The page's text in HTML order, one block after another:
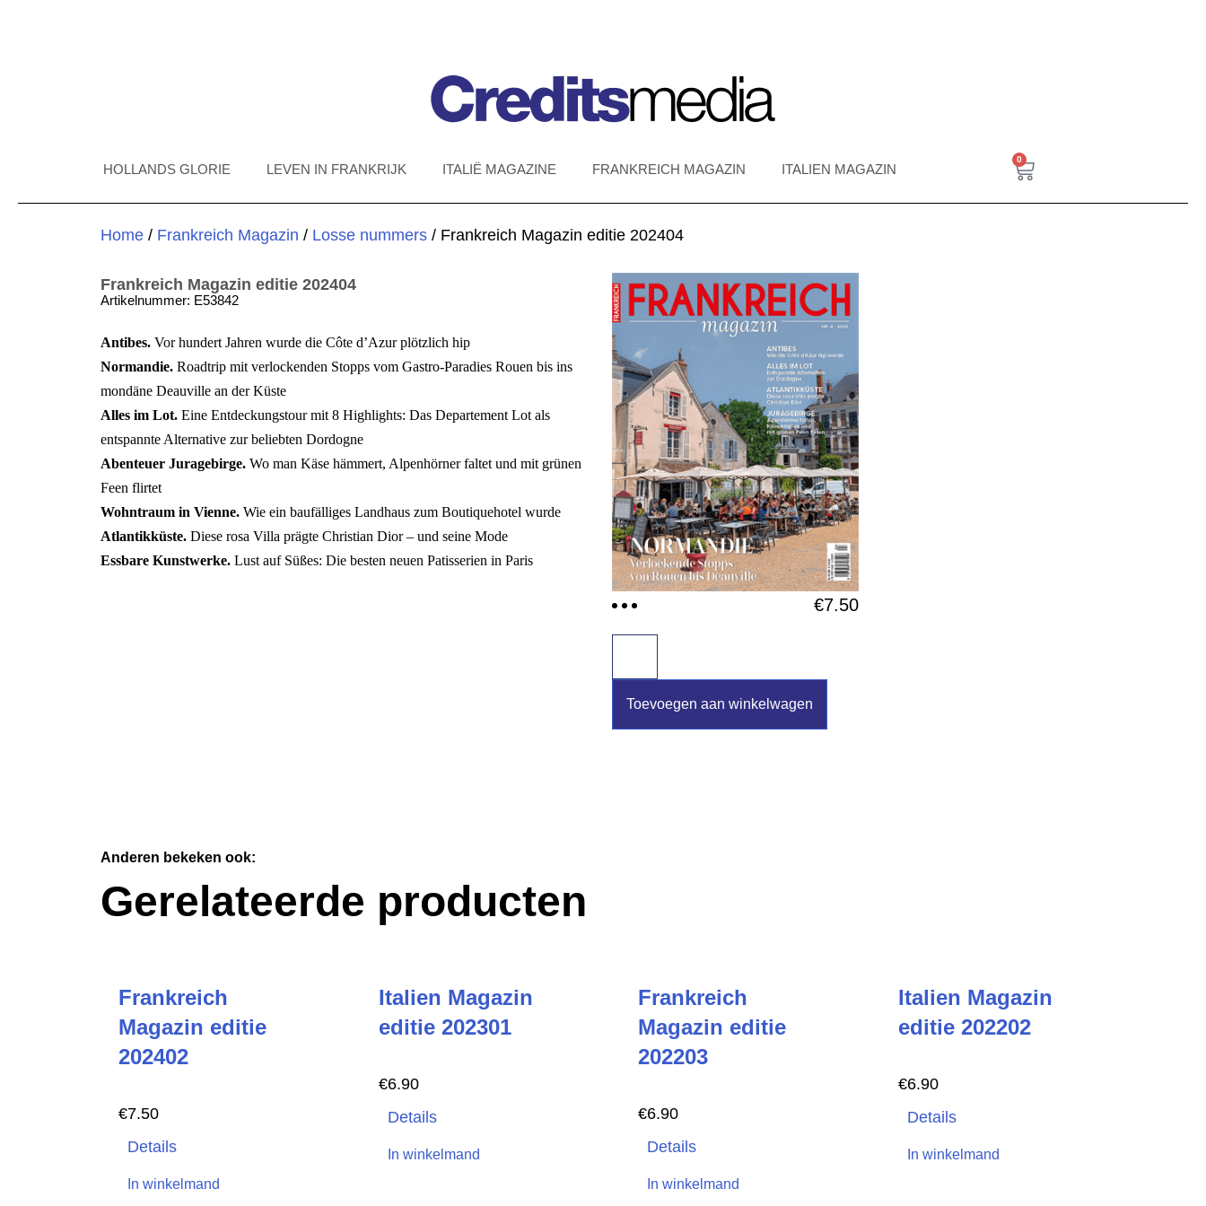
HOLLANDS GLORIE LEVEN IN FRANKRIJK ITALIË MAGAZINE FRANKREICH MAGAZIN ITALIEN MAGAZIN
0
Home / Frankreich Magazin / Losse nummers / Frankreich Magazin editie 202404
Frankreich Magazin editie 202404
Artikelnummer: E53842
Antibes. Vor hundert Jahren wurde die Côte d’Azur plötzlich hip
Normandie. Roadtrip mit verlockenden Stopps vom Gastro-Paradies Rouen bis ins
mondäne Deauville an der Küste
Alles im Lot. Eine Entdeckungstour mit 8 Highlights: Das Departement Lot als
entspannte Alternative zur beliebten Dordogne
Abenteuer Juragebirge. Wo man Käse hämmert, Alpenhörner faltet und mit grünen
Feen flirtet
Wohntraum in Vienne. Wie ein baufälliges Landhaus zum Boutiquehotel wurde
Atlantikküste. Diese rosa Villa prägte Christian Dior – und seine Mode
Essbare Kunstwerke. Lust auf Süßes: Die besten neuen Patisserien in Paris
€7.50
Toevoegen aan winkelwagen
Anderen bekeken ook:
Gerelateerde producten
Frankreich
Magazin editie
202402
€7.50
Details
In winkelmand
Italien Magazin
editie 202301
€6.90
Details
In winkelmand
Frankreich
Magazin editie
202203
€6.90
Details
In winkelmand
Italien Magazin
editie 202202
€6.90
Details
In winkelmand